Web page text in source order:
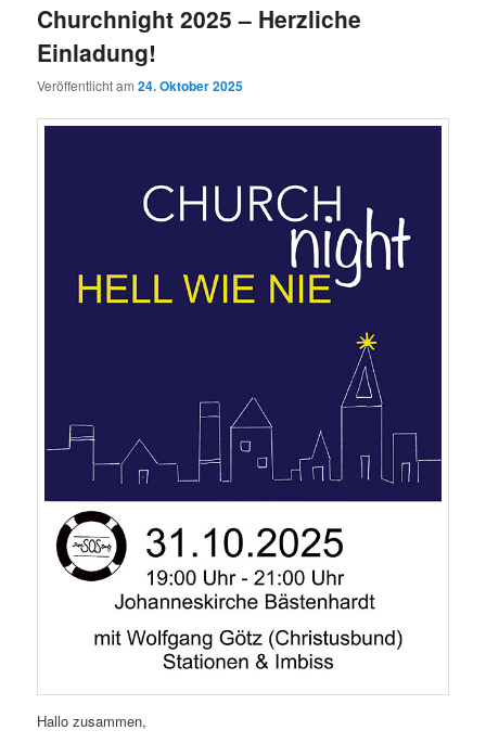
Churchnight 2025 – Herzliche
Einladung!
Veröffentlicht am24. Oktober 2025
Hallo zusammen,